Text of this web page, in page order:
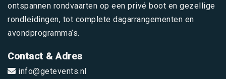
ontspannen rondvaarten op een privé boot en gezellige
rondleidingen, tot complete dagarrangementen en
avondprogramma’s.
Contact & Adres
info@getevents.nl